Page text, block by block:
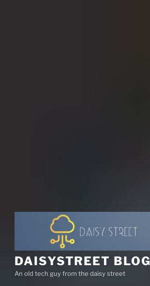
DAISYSTREET BLOG
An old tech guy from the daisy street